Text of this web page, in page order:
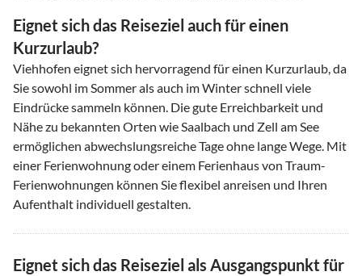
Eignet sich das Reiseziel auch für einen
Kurzurlaub?
Viehhofen eignet sich hervorragend für einen Kurzurlaub, da
Sie sowohl im Sommer als auch im Winter schnell viele
Eindrücke sammeln können. Die gute Erreichbarkeit und
Nähe zu bekannten Orten wie Saalbach und Zell am See
ermöglichen abwechslungsreiche Tage ohne lange Wege. Mit
einer Ferienwohnung oder einem Ferienhaus von Traum-
Ferienwohnungen können Sie flexibel anreisen und Ihren
Aufenthalt individuell gestalten.
Eignet sich das Reiseziel als Ausgangspunkt für